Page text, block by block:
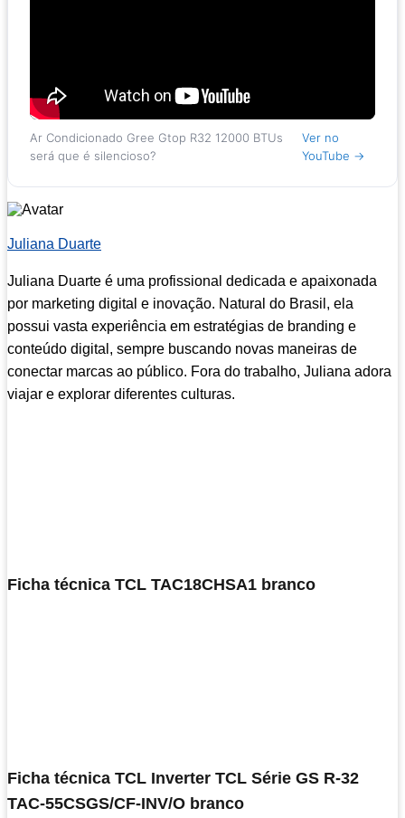
Ar Condicionado Gree Gtop R32 12000 BTUs
será que é silencioso?
Ver no
YouTube →
Juliana Duarte
Juliana Duarte é uma profissional dedicada e apaixonada
por marketing digital e inovação. Natural do Brasil, ela
possui vasta experiência em estratégias de branding e
conteúdo digital, sempre buscando novas maneiras de
conectar marcas ao público. Fora do trabalho, Juliana adora
viajar e explorar diferentes culturas.
Ficha técnica TCL TAC18CHSA1 branco
Ficha técnica TCL Inverter TCL Série GS R-32
TAC-55CSGS/CF-INV/O branco